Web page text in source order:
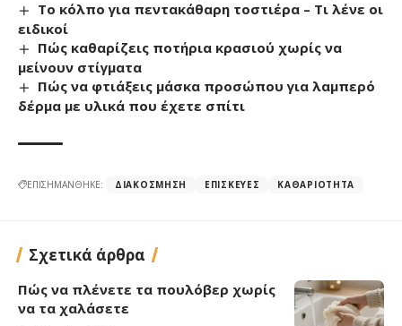
Το κόλπο για πεντακάθαρη τοστιέρα – Τι λένε οι
ειδικοί
Πώς καθαρίζεις ποτήρια κρασιού χωρίς να
μείνουν στίγματα
Πώς να φτιάξεις μάσκα προσώπου για λαμπερό
δέρμα με υλικά που έχετε σπίτι
ΕΠΙΣΗΜΑΝΘΗΚΕ: ΔΙΑΚΌΣΜΗΣΗ ΕΠΙΣΚΕΥΈΣ ΚΑΘΑΡΙΌΤΗΤΑ
Σχετικά άρθρα
Πώς να πλένετε τα πουλόβερ χωρίς
να τα χαλάσετε